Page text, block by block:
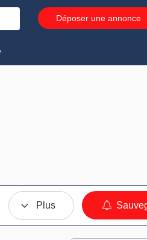
Déposer une annonce
Plus